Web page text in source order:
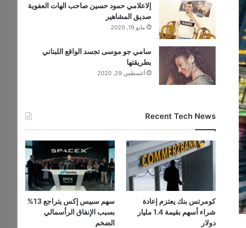
إلاعلامي حمود حسين صاحب الهات العفوية
صديق المشاهير
مايو 19, 2020
سامي جو موسى تجسد الواقع اللبناني
بطريقتها
أغسطس 29, 2020
Recent Tech News
كومرتس بنك يعتزم إعادة
شراء أسهم بقيمة 1.4 مليار
دولار
سهم سبيس إكس يتراجع 13%
بسبب الإنفاق الرأسمالي
الضخم